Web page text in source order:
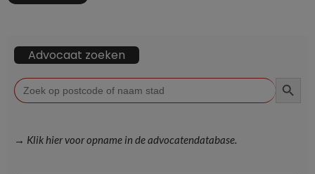
Advocaat zoeken
Zoek
naar:
→ Klik hier voor opname in de advocatendatabase.